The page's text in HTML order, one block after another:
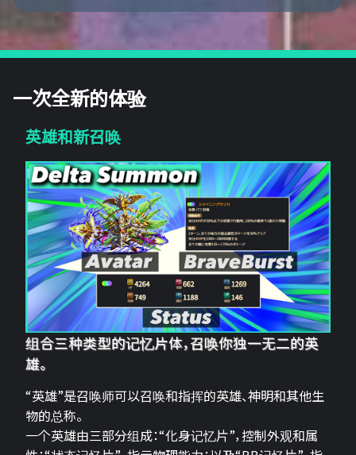
一次全新的体验
英雄和新召唤
组合三种类型的记忆片体，召唤你独一无二的英
雄。
“英雄”是召唤师可以召唤和指挥的英雄、神明和其他生
物的总称。
一个英雄由三部分组成：“化身记忆片”，控制外观和属